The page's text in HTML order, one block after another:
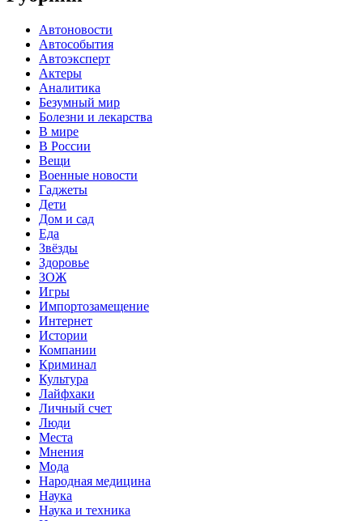
Автоновости
Автособытия
Автоэксперт
Актеры
Аналитика
Безумный мир
Болезни и лекарства
В мире
В России
Вещи
Военные новости
Гаджеты
Дети
Дом и сад
Еда
Звёзды
Здоровье
ЗОЖ
Игры
Импортозамещение
Интернет
Истории
Компании
Криминал
Культура
Лайфхаки
Личный счет
Люди
Места
Мнения
Мода
Народная медицина
Наука
Наука и техника